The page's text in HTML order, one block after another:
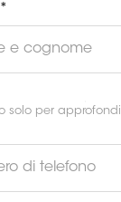
solo per